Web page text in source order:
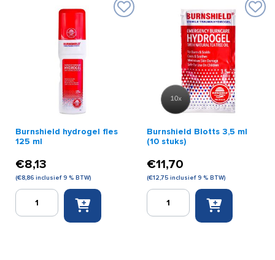
Burnshield hydrogel fles
125 ml
€8,13
(€8,86 inclusief 9 % BTW)
Burnshield
hydrogel
Burnshield Blotts 3,5 ml
(10 stuks)
€11,70
(€12,75 inclusief 9 % BTW)
Burnshield